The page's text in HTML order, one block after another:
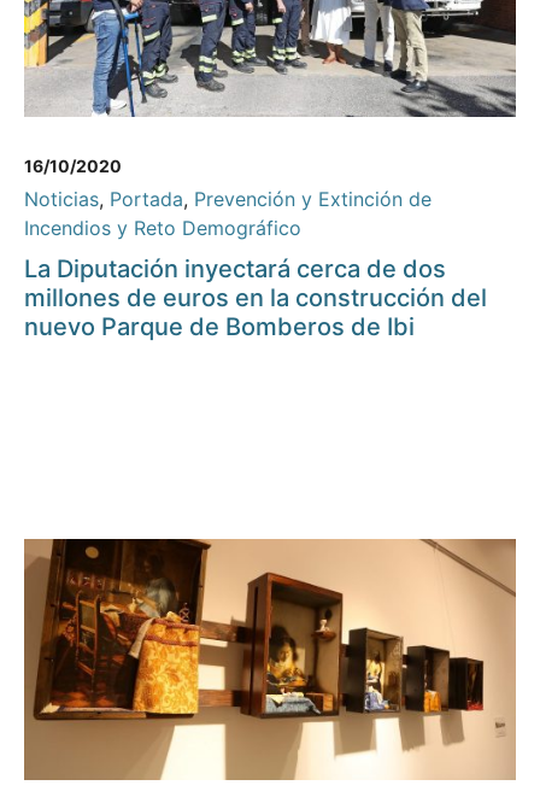
16/10/2020
Noticias, Portada, Prevención y Extinción de
Incendios y Reto Demográfico
La Diputación inyectará cerca de dos
millones de euros en la construcción del
nuevo Parque de Bomberos de Ibi